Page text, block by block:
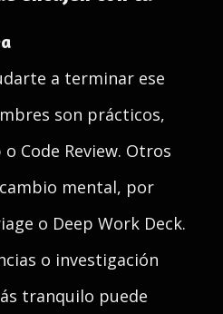
a terminar ese
son prácticos,
Code Review. Otros
mental, por
o Deep Work Deck.
o investigación
tranquilo puede